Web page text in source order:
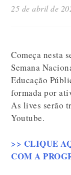
25 de abril de
Começa nesta
Semana
Educação
formada por
As lives serão
Youtube.
>> CLIQUE
COM A